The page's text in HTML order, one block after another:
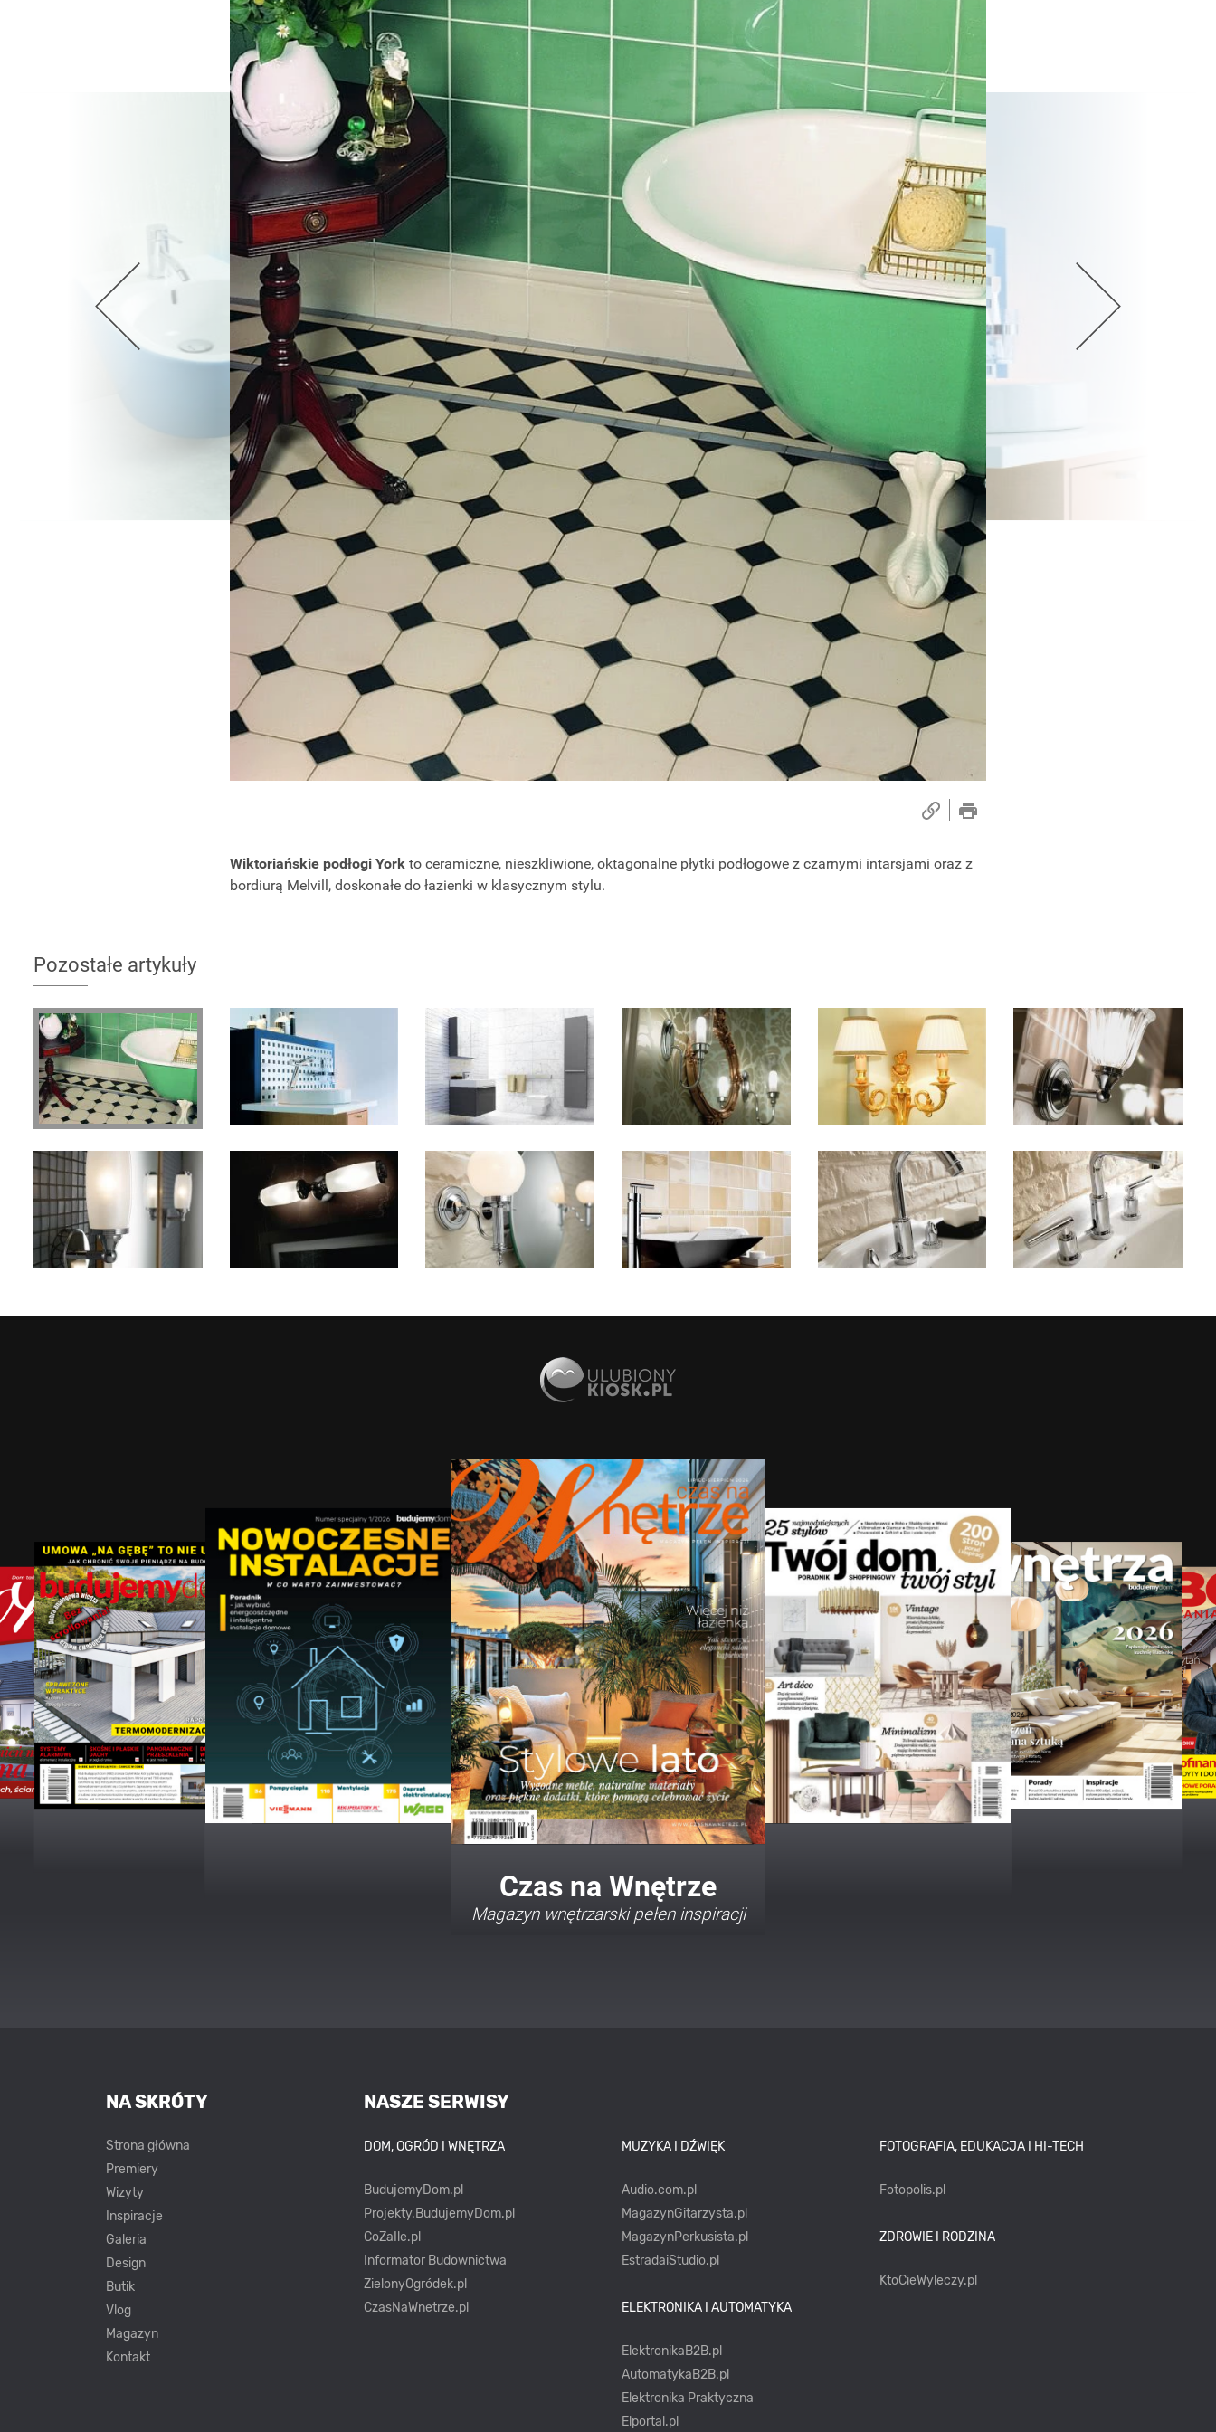
Wellnes
DIY
Wiktoriańskie podłogi Yorkto ceramiczne, nieszkliwione, oktagonalne płytki podłogowe z czarnymi intarsjami oraz z
bordiurą Melvill, doskonałe do łazienki w klasycznym stylu.
Pozostałe artykuły
Twój Dom Twój Styl
Porady i inspiracje w najmodniejszych
NASZE SERWISY
DOM, OGRÓD I WNĘTRZA
BudujemyDom.pl
Projekty.BudujemyDom.pl
CoZaIle.pl
Informator Budownictwa
ZielonyOgródek.pl
CzasNaWnetrze.pl
MUZYKA I DŹWIĘK
Audio.com.pl
MagazynGitarzysta.pl
MagazynPerkusista.pl
EstradaiStudio.pl
ELEKTRONIKA I AUTOMATYKA
ElektronikaB2B.pl
AutomatykaB2B.pl
Elektronika Praktyczna
Elportal.pl
FOTOGRAFIA, EDUKACJA I HI-TECH
Fotopolis.pl
ZDROWIE I RODZINA
KtoCieWyleczy.pl
NA SKRÓTY
Strona główna
Premiery
Wizyty
Inspiracje
Galeria
Design
Butik
Vlog
Magazyn
Kontakt